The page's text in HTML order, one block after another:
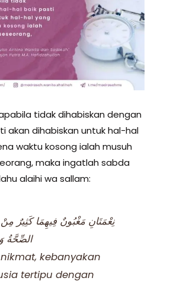
tidak dihabiskan dengan
akan dihabiskan untuk hal-hal
waktu kosong ialah musuh
maka ingatlah sabda
alaihi wa sallam:
نِعْمَتَانِ مَغْبُونٌ فِيهِمَا كَثِيرٌ
الصِّحَّةُ
nikmat, kebanyakan
tertipu dengan